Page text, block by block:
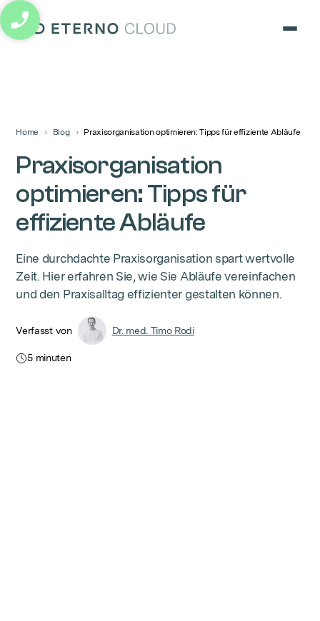
eterno cloud logo
Home Blog Praxisorganisation optimieren: Tipps für effiziente Abläufe
Praxisorganisation
optimieren: Tipps für
effiziente Abläufe
Eine durchdachte Praxisorganisation spart wertvolle
Zeit. Hier erfahren Sie, wie Sie Abläufe vereinfachen
und den Praxisalltag effizienter gestalten können.
Verfasst von Dr. med. Timo Rodi
5 minuten